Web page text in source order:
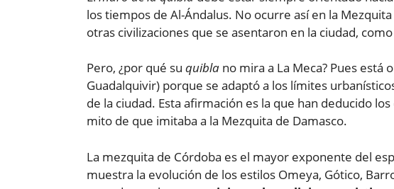
los tiempos de Al-Ándalus. No ocurre así en la
otras civilizaciones que se asentaron en la ciudad,
Pero, ¿por qué su quibla no mira a La Meca? Pues está
Guadalquivir) porque se adaptó a los límites
de la ciudad. Esta afirmación es la que han deducido
mito de que imitaba a la Mezquita de Damasco.
La mezquita de Córdoba es el mayor exponente del
muestra la evolución de los estilos Omeya, Gótico,